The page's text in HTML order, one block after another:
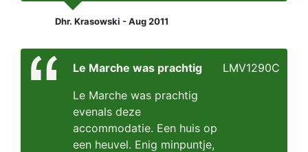
Dhr. Krasowski - Aug 2011
Le Marche was prachtig
Le Marche was prachtig
evenals deze
accommodatie. Een huis op
een heuvel. Enig minpuntje,
LMV1290C